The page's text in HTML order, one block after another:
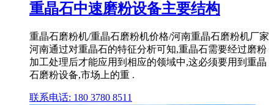
重晶石中速磨粉设备主要结构
重晶石磨粉机/重晶石磨粉机价格/河南重晶石磨粉机厂家
河南通过对重晶石的特征分析可知,重晶石需要经过磨粉
加工处理后才能应用到相应的领域中,这必须要用到重晶
石磨粉设备,市场上的重 .
联系电话: 180 3780 8511